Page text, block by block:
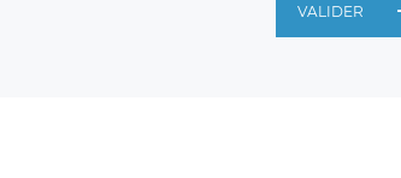
Vous avez également le droit d’introduire une réclamation
VALIDER